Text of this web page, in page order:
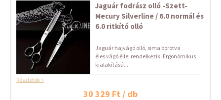
Jaguár fodrász olló -Szett-
Mecury Silverline / 6.0 normál és
6.0 ritkító olló
Jaguár hajvágó olló, sima borotva
éles vágó éllel rendelkezik. Ergonómikus
kialakítású...
Részletek »
30 329 Ft / db